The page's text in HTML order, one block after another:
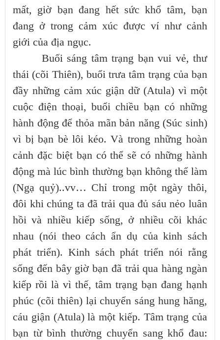
mất, giờ bạn đang hết sức khổ tâm, bạn
đang ở trong cảm xúc được ví như cảnh
giới của địa ngục.
Buối sáng tâm trạng bạn vui vẻ, thư
thái (cõi Thiên), buổi trưa tâm trạng của bạn
đầy những cảm xúc giận dữ (Atula) vì một
cuộc điện thoại, buổi chiều bạn có những
hành động để thỏa mãn bản năng (Súc sinh)
vì bị bạn bè lôi kéo. Và trong những hoàn
cảnh đặc biệt bạn có thể sẽ có những hành
động mà lúc bình thường bạn không thể làm
(Ngạ quỷ)..vv… Chỉ trong một ngày thôi,
đôi khi chúng ta đã trải qua đủ sáu nẻo luân
hồi và nhiều kiếp sống, ở nhiều cõi khác
nhau (nói theo cách ẩn dụ của kinh sách
phát triển). Kinh sách phát triển nói rằng
sống đến bây giờ bạn đã trải qua hàng ngàn
kiếp rồi là vì thế, tâm trạng bạn đang hạnh
phúc (cõi thiên) lại chuyển sáng hung hăng,
cáu giận (Atula) là một kiếp. Tâm trạng của
bạn từ bình thường chuyển sang khổ đau: